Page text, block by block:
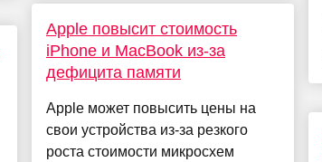
Apple повысит стоимость
iPhone и MacBook из-за
дефицита памяти
Apple может повысить цены на
свои устройства из-за резкого
роста стоимости микросхем